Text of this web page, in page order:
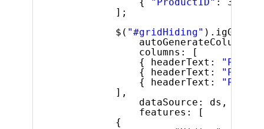
];
$( "#gridHiding" ).igGrid({
autoGenerateColumns:
columns: [
{ headerText:
{ headerText:
{ headerText:
],
dataSource: ds,
features: [
{